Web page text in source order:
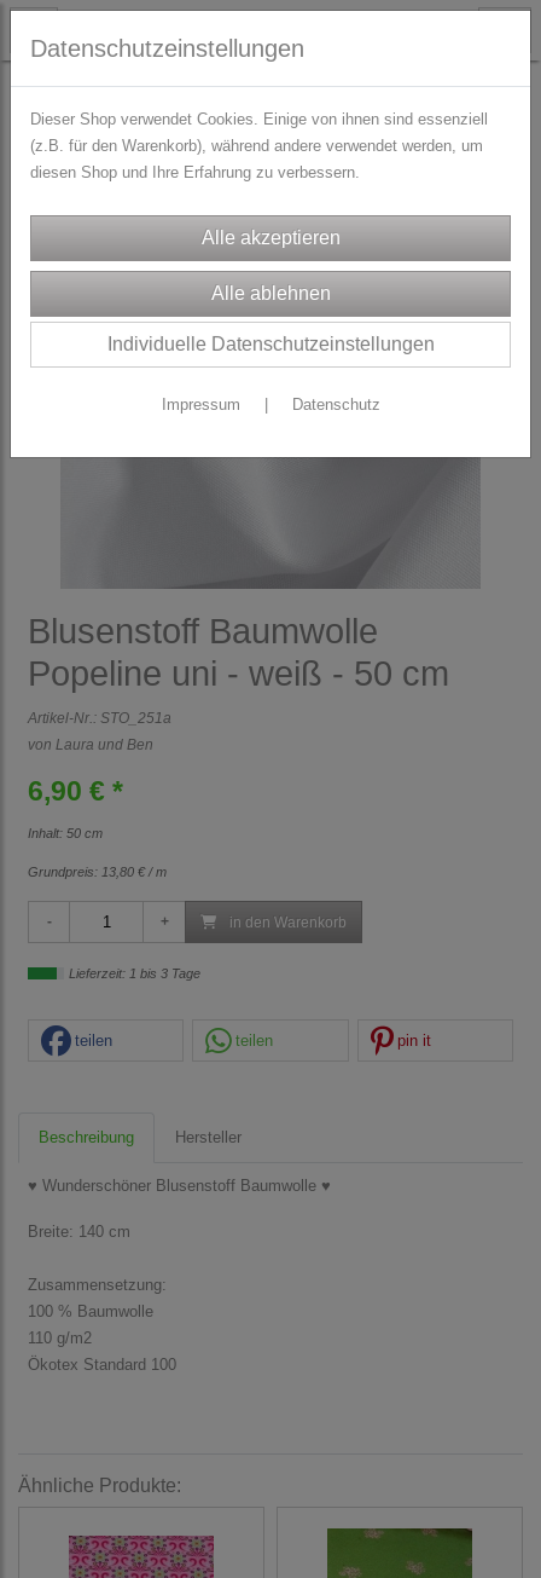
STOFFE Baumwoll-Webware
Blusenstoff Baumwolle
Popeline uni - weiß - 50 cm
Artikel-Nr.: STO_251a
von Laura und Ben
6,90 € *
Inhalt: 50 cm
Grundpreis: 13,80 € / m
in den Warenkorb
Lieferzeit: 1 bis 3 Tage
teilen teilen pin it
Beschreibung Hersteller
♥ Wunderschöner Blusenstoff Baumwolle ♥
Breite: 140 cm
Zusammensetzung:
100 % Baumwolle
110 g/m2
Ökotex Standard 100
Ähnliche Produkte:
Datenschutzeinstellungen
Dieser Shop verwendet Cookies. Einige von ihnen sind essenziell
(z.B. für den Warenkorb), während andere verwendet werden, um
diesen Shop und Ihre Erfahrung zu verbessern.
Individuelle Datenschutzeinstellungen
Impressum Datenschutz